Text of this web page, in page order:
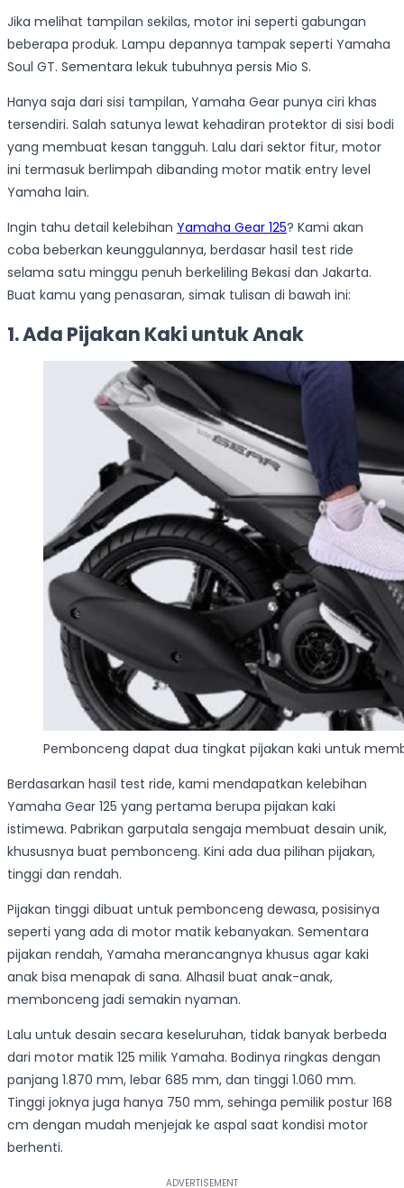
Jika melihat tampilan sekilas, motor ini seperti gabungan
beberapa produk. Lampu depannya tampak seperti Yamaha
Soul GT. Sementara lekuk tubuhnya persis Mio S.
Hanya saja dari sisi tampilan, Yamaha Gear punya ciri khas
tersendiri. Salah satunya lewat kehadiran protektor di sisi bodi
yang membuat kesan tangguh. Lalu dari sektor fitur, motor
ini termasuk berlimpah dibanding motor matik entry level
Yamaha lain.
Ingin tahu detail kelebihan Yamaha Gear 125? Kami akan
coba beberkan keunggulannya, berdasar hasil test ride
selama satu minggu penuh berkeliling Bekasi dan Jakarta.
Buat kamu yang penasaran, simak tulisan di bawah ini:
1. Ada Pijakan Kaki untuk Anak
Pembonceng dapat dua tingkat pijakan kaki untuk
Berdasarkan hasil test ride, kami mendapatkan kelebihan
Yamaha Gear 125 yang pertama berupa pijakan kaki
istimewa. Pabrikan garputala sengaja membuat desain unik,
khususnya buat pembonceng. Kini ada dua pilihan pijakan,
tinggi dan rendah.
Pijakan tinggi dibuat untuk pembonceng dewasa, posisinya
seperti yang ada di motor matik kebanyakan. Sementara
pijakan rendah, Yamaha merancangnya khusus agar kaki
anak bisa menapak di sana. Alhasil buat anak-anak,
membonceng jadi semakin nyaman.
Lalu untuk desain secara keseluruhan, tidak banyak berbeda
dari motor matik 125 milik Yamaha. Bodinya ringkas dengan
panjang 1.870 mm, lebar 685 mm, dan tinggi 1.060 mm.
Tinggi joknya juga hanya 750 mm, sehinga pemilik postur 168
cm dengan mudah menjejak ke aspal saat kondisi motor
berhenti.